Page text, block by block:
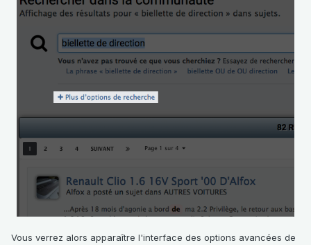
Vous verrez alors apparaître l'interface des options avancées de